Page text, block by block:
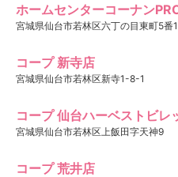
ホームセンターコーナン
宮城県仙台市若林区六丁の目東町5番
コープ 新寺店
宮城県仙台市若林区新寺1-8-1
コープ 仙台ハーベストビレ
宮城県仙台市若林区上飯田字天神9
コープ 荒井店